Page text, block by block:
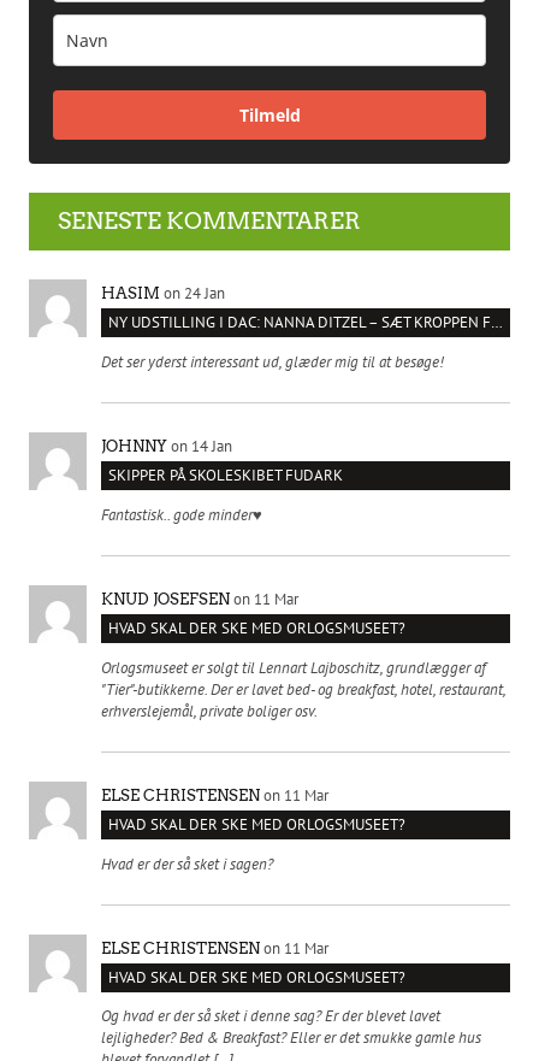
Tilmeld
SENESTE KOMMENTARER
HASIM on 24 Jan
NY UDSTILLING I DAC: NANNA DITZEL – SÆT KROPPEN FRI
Det ser yderst interessant ud, glæder mig til at besøge!
JOHNNY on 14 Jan
SKIPPER PÅ SKOLESKIBET FUDARK
Fantastisk.. gode minder♥️
KNUD JOSEFSEN on 11 Mar
HVAD SKAL DER SKE MED ORLOGSMUSEET?
Orlogsmuseet er solgt til Lennart Lajboschitz, grundlægger af
"Tier"-butikkerne. Der er lavet bed- og breakfast, hotel, restaurant,
erhverslejemål, private boliger osv.
ELSE CHRISTENSEN on 11 Mar
HVAD SKAL DER SKE MED ORLOGSMUSEET?
Hvad er der så sket i sagen?
ELSE CHRISTENSEN on 11 Mar
HVAD SKAL DER SKE MED ORLOGSMUSEET?
Og hvad er der så sket i denne sag? Er der blevet lavet
lejligheder? Bed & Breakfast? Eller er det smukke gamle hus